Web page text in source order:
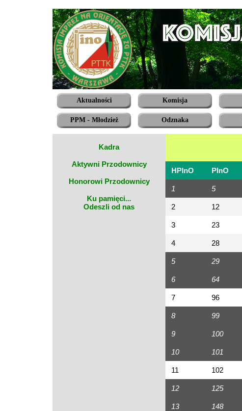
Aktualności Komisja
PPM - Młodzież Odznaka
Kadra
Aktywni Przodownicy
Honorowi Przodownicy
Ku pamięci...
Odeszli od nas
HPInO PInO
1 5
2 12
3 23
4 28
5 29
6 64
7 96
8 99
9 100
10 101
11 102
12 125
13 148